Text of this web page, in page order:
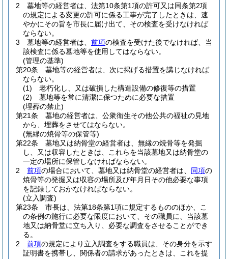
2
墓地等の経営者は、法第10条第1項の許可又は同条第2項
の規定による変更の許可に係る工事が完了したときは、速
やかにその旨を市長に届け出て、その検査を受けなければ
ならない。
3
墓地等の経営者は、 前項の検査を受けた後でなければ、当
該検査に係る墓地等を使用してはならない。
(管理の基準)
第20条
墓地等の経営者は、次に掲げる措置を講じなければ
ならない。
(1)
老朽化し、又は破損した構造設備の修復等の措置
(2)
墓地等を常に清潔に保つために必要な措置
(埋葬の禁止)
第21条
墓地の経営者は、公衆衛生その他公共の福祉の見地
から、埋葬をさせてはならない。
(無縁の焼骨等の保管等)
第22条
墓地又は納骨堂の経営者は、無縁の焼骨等を発掘
し、又は収容したときは、これらを当該墓地又は納骨堂の
一定の場所に保管しなければならない。
2
前項の場合において、墓地又は納骨堂の経営者は、 同項の
焼骨等の発掘又は収容の場所及び年月日その他必要な事項
を記録しておかなければならない。
(立入調査)
第23条
市長は、法第18条第1項に規定するもののほか、こ
の条例の施行に必要な限度において、その職員に、当該墓
地又は納骨堂に立ち入り、必要な調査をさせることができ
る。
2
前項の規定により立入調査をする職員は、その身分を示す
証明書を携帯し、関係者の請求があったときは、これを提